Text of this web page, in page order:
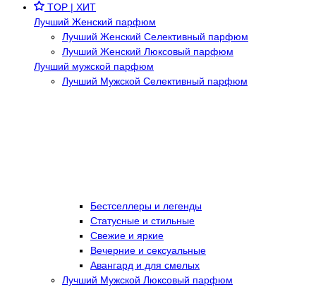
TOP | ХИТ
Лучший Женский парфюм
Лучший Женский Селективный парфюм
Лучший Женский Люксовый парфюм
Лучший мужской парфюм
Лучший Мужской Селективный парфюм
Бестселлеры и легенды
Статусные и стильные
Свежие и яркие
Вечерние и сексуальные
Авангард и для смелых
Лучший Мужской Люксовый парфюм